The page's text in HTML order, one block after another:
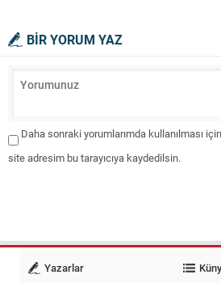
BİR YORUM YAZ
Daha sonraki yorumlarımda kullanılması
site adresim bu tarayıcıya kaydedilsin.
Yazarlar